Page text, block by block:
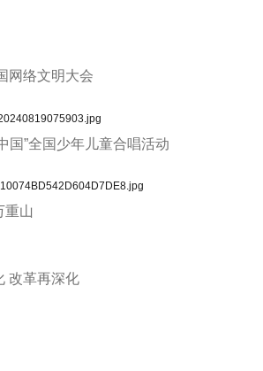
网络文明大会
国”全国少年儿童合唱活动
重山
改革再深化